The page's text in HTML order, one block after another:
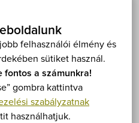
felhasználói élmény és
sütiket használ.
fontos a számunkra!
gombra kattintva
szabályzatnak
használhatjuk.
9437 Hegykő,
a térképen